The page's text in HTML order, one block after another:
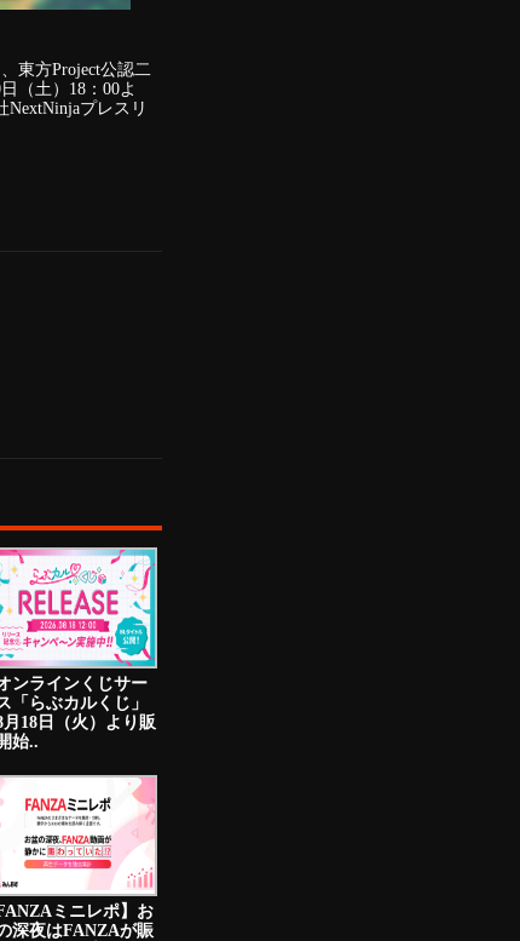
東方Project公認二
（土）18：00よ
プレスリ
ンラインくじサー
「らぶカルくじ」
月18日（火）より販
始..
FANZAミニレポ】お
深夜はFANZAが賑